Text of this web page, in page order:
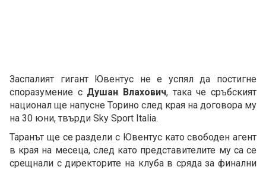
Заспалият гигант Ювентус не е успял да постигне
споразумение с Душан Влахович, така че сръбският
национал ще напусне Торино след края на договора му
на 30 юни, твърди Sky Sport Italia.
Таранът ще се раздели с Ювентус като свободен агент
в края на месеца, след като представителите му са се
срещнали с директорите на клуба в сряда за финални